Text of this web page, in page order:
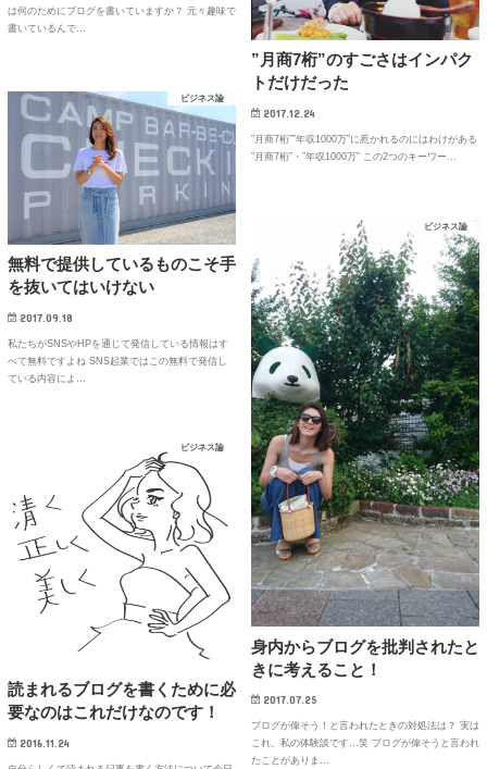
は何のためにブログを書いていますか？ 元々趣味で
書いているんで…
”月商7桁”のすごさはインパク
トだけだった
2017.12.24
”月商7桁””年収1000万”に惹かれるのにはわけがある
”月商7桁”・”年収1000万” この2つのキーワー…
ビジネス論
無料で提供しているものこそ手
を抜いてはいけない
2017.09.18
私たちがSNSやHPを通じて発信している情報はす
べて無料ですよね SNS起業ではこの無料で発信し
ている内容によ…
ビジネス論
身内からブログを批判されたと
きに考えること！
2017.07.25
ブログが偉そう！と言われたときの対処法は？ 実は
これ、私の体験談です…笑 ブログが偉そうと言われ
たことがありま…
ビジネス論
読まれるブログを書くために必
要なのはこれだけなのです！
2016.11.24